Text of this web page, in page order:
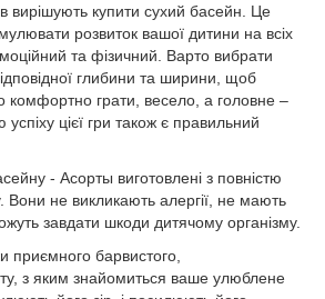
вирішують купити сухий басейн. Це
розвиток вашої дитини на всіх
та фізичний. Варто вибрати
глибини та ширини, щоб
грати, весело, а головне –
цієї гри також є правильний
- Асорты виготовлені з повністю
Вони не викликають алергії, не мають
завдати шкоди дитячому організму.
приємного барвистого,
з яким знайомиться ваше улюблене